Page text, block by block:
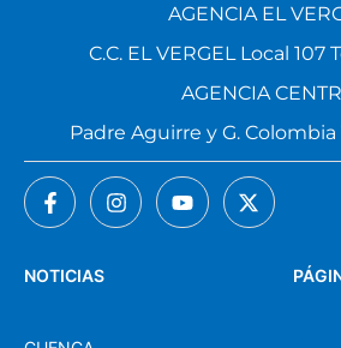
NOTICIAS
AGENCIA EL
C.C. EL VERGEL Local 107
AGENCIA
Padre Aguirre y G.